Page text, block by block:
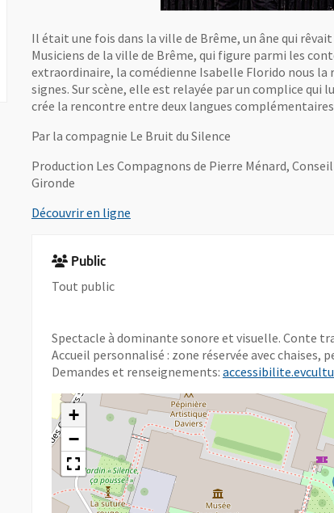
Il était une fois dans la ville de Brême, un âne qui
Musiciens de la ville de Brême, qui figure parmi les
extraordinaire, la comédienne Isabelle Florido nous la
signes. Sur scène, elle est relayée par un complice qui
crée la rencontre entre deux langues
Par la compagnie Le Bruit du Silence
Production Les Compagnons de Pierre Ménard,
Gironde
Découvrir en ligne, Ouvre une nouvelle fenêtre
Public
Tout public
Spectacle à dominante sonore et visuelle. Conte
Accueil personnalisé : zone réservée avec chaises,
Demandes et renseignements:
+
−